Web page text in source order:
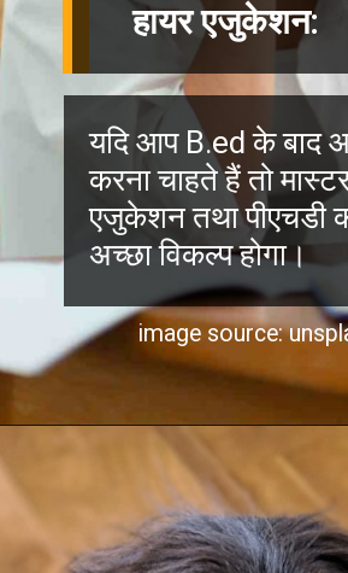
हायर एजुकेशन:
यदि आप B.ed के बाद
करना चाहते हैं तो
एजुकेशन तथा पीएचडी
अच्छा विकल्प होगा।
image source: